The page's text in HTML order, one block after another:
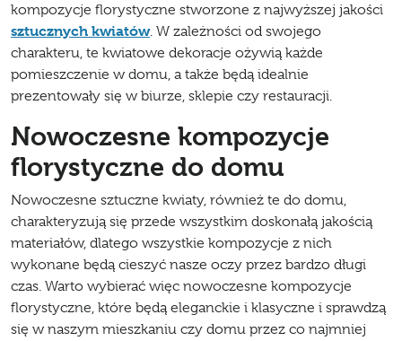
kompozycje florystyczne stworzone z najwyższej jakości
sztucznych kwiatów. W zależności od swojego
charakteru, te kwiatowe dekoracje ożywią każde
pomieszczenie w domu, a także będą idealnie
prezentowały się w biurze, sklepie czy restauracji.
Nowoczesne kompozycje
florystyczne do domu
Nowoczesne sztuczne kwiaty, również te do domu,
charakteryzują się przede wszystkim doskonałą jakością
materiałów, dlatego wszystkie kompozycje z nich
wykonane będą cieszyć nasze oczy przez bardzo długi
czas. Warto wybierać więc nowoczesne kompozycje
florystyczne, które będą eleganckie i klasyczne i sprawdzą
się w naszym mieszkaniu czy domu przez co najmniej